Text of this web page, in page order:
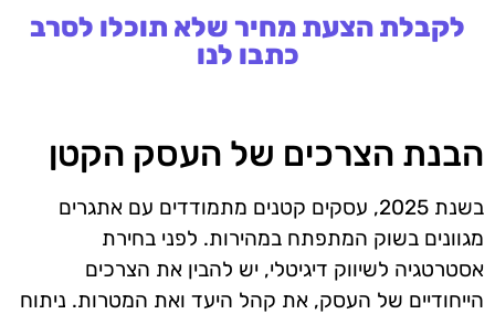
לקבלת הצעת מחיר שלא תוכלו לסרב
כתבו לנו
הבנת הצרכים של העסק הקטן
בשנת 2025, עסקים קטנים מתמודדים עם אתגרים
מגוונים בשוק המתפתח במהירות. לפני בחירת
אסטרטגיה לשיווק דיגיטלי, יש להבין את הצרכים
הייחודיים של העסק, את קהל היעד ואת המטרות. ניתוח